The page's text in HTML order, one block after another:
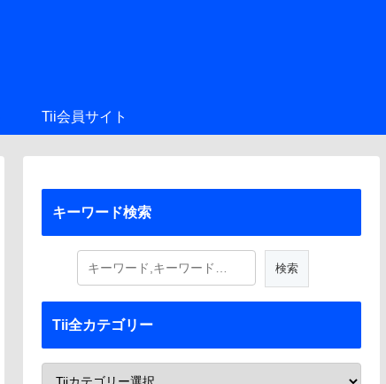
Tii会員サイト
キーワード検索
Tii全カテゴリー